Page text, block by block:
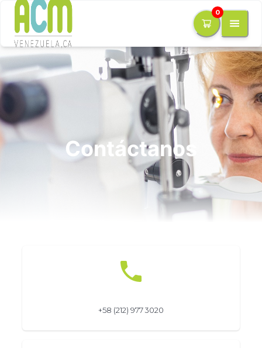
0
Contáctanos
+58 (212) 977 3020